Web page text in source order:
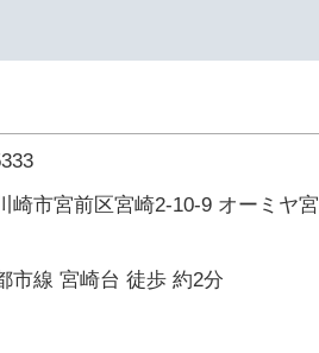
崎市宮前区宮崎2-10-9 オーミヤ宮
市線 宮崎台 徒歩 約2分